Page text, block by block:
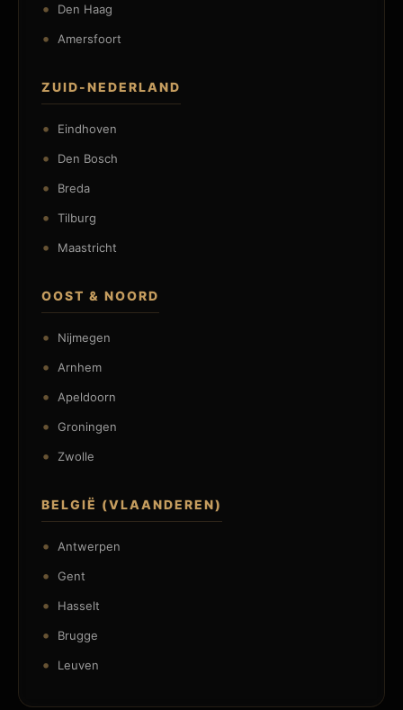
Den Haag
Amersfoort
ZUID-NEDERLAND
Eindhoven
Den Bosch
Breda
Tilburg
Maastricht
OOST & NOORD
Nijmegen
Arnhem
Apeldoorn
Groningen
Zwolle
BELGIË (VLAANDEREN)
Antwerpen
Gent
Hasselt
Brugge
Leuven